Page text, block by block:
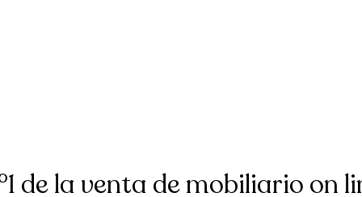
de la venta de mobiliario on